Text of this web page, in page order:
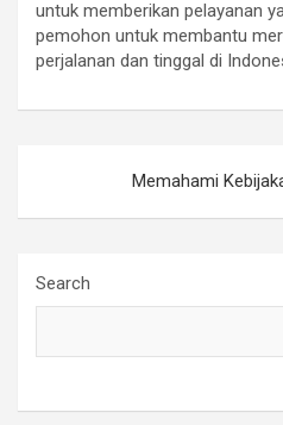
untuk memberikan pelayanan
pemohon untuk membantu
perjalanan dan tinggal di
Memahami
Search